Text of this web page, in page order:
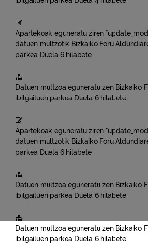
Apartekoak eguneratu ziren
datuen multzotik Bizkaiko Foru
parkea Duela 6 hilabete
Datuen multzoa eguneratu zen Bizkaiko
ibilgailuen parkea Duela 6 hilabete
Apartekoak eguneratu ziren
datuen multzotik Bizkaiko Foru
parkea Duela 6 hilabete
Datuen multzoa eguneratu zen Bizkaiko
ibilgailuen parkea Duela 6 hilabete
Datuen multzoa eguneratu zen Bizkaiko
ibilgailuen parkea Duela 6 hilabete